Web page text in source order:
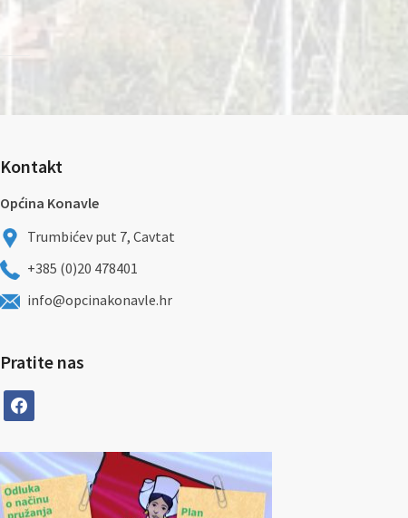
Kontakt
Općina Konavle
Trumbićev put 7, Cavtat
+385 (0)20 478401
info@opcinakonavle.hr
Pratite nas
facebook